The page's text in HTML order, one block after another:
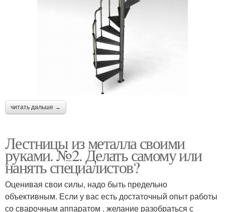
читать дальше →
Лестницы из металла своими
руками. №2. Делать самому или
нанять специалистов?
Оценивая свои силы, надо быть предельно
объективным. Если у вас есть достаточный опыт работы
со сварочным аппаратом , желание разобраться с